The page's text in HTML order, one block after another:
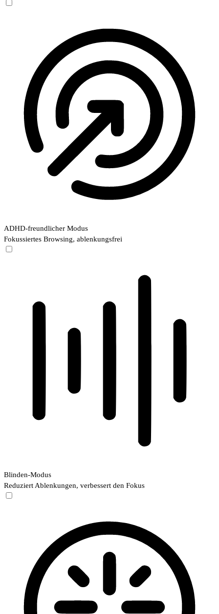
ADHD-freundlicher Modus
Fokussiertes Browsing, ablenkungsfrei
Blinden-Modus
Reduziert Ablenkungen, verbessert den Fokus